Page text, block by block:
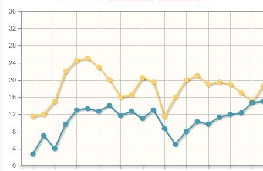
0
4
8
12
16
20
24
28
32
36